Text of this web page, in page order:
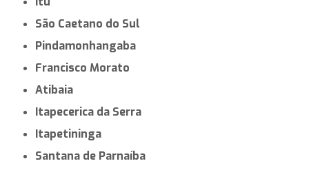
São Caetano do Sul
Pindamonhangaba
Francisco Morato
Atibaia
Itapecerica da Serra
Itapetininga
Santana de Parnaíba